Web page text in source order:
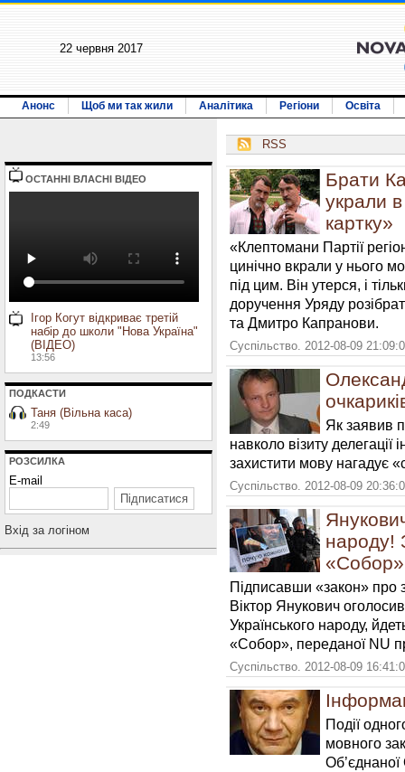
22 червня 2017
Анонс Щоб ми так жили Аналітика Регіони Освіта
ОСТАННI ВЛАСНI ВIДЕО
Ігор Когут відкриває третій
набір до школи "Нова Україна"
(ВІДЕО)
13:56
ПОДКАСТИ
Таня (Вільна каса)
2:49
РОЗСИЛКА
E-mail
Вхiд за логiном
RSS
Брати
украли
картку»
«Клептомани Партії
цинічно вкрали у нього
під цим. Він утерся, і
доручення Уряду
та Дмитро Капранови.
Суспільство. 2012-08-09
Як заявив
навколо візиту делегації
захистити мову нагадує
Суспільство. 2012-08-09
народу!
«Собор»
Підписавши «закон» про
Віктор Янукович
Українського народу,
«Собор», переданої NU
Суспільство. 2012-08-09
Події
мовного